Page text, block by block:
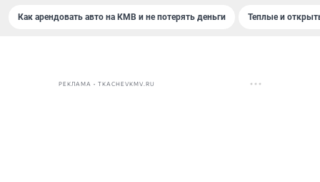
Как арендовать авто на КМВ и не потерять деньги Теплые и
РЕКЛАМА • TKACHEVKMV.RU